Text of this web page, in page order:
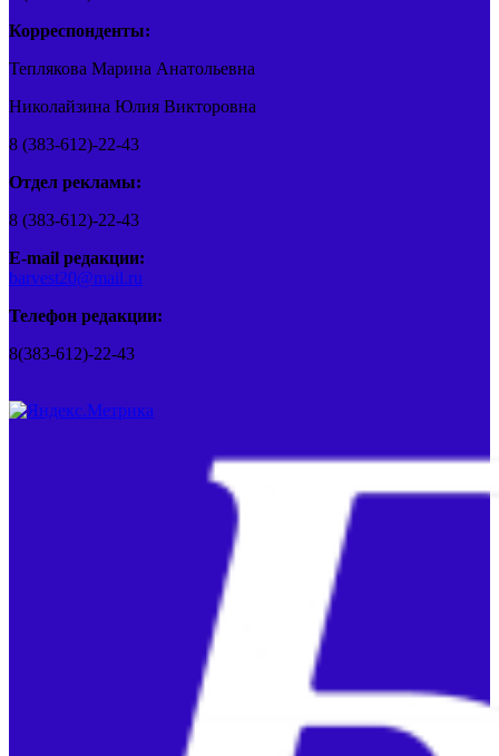
Корреспонденты:
Теплякова Марина Анатольевна
Николайзина Юлия Викторовна
8 (383-612)-22-43
Отдел рекламы:
8 (383-612)-22-43
E-mail редакции:
barvest20@mail.ru
Телефон редакции:
8(383-612)-22-43